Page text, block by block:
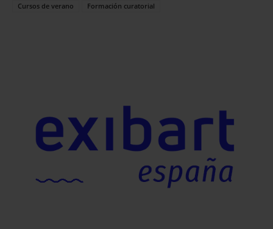
Cursos de verano
Formación curatorial